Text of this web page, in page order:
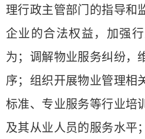
理行政主管部门的指导和
企业的合法权益，加强
为；调解物业服务纠纷，
序；组织开展物业管理相
标准、专业服务等行业培
及其从业人员的服务水平